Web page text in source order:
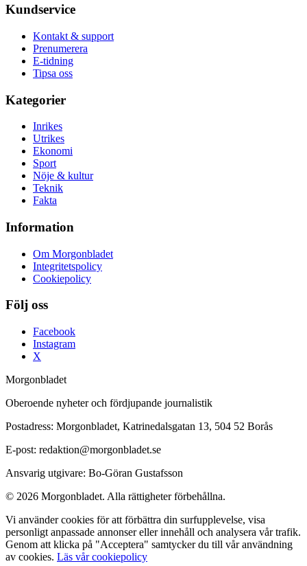
Kundservice
Kontakt & support
Prenumerera
E-tidning
Tipsa oss
Kategorier
Inrikes
Utrikes
Ekonomi
Sport
Nöje & kultur
Teknik
Fakta
Information
Om Morgonbladet
Integritetspolicy
Cookiepolicy
Följ oss
Facebook
Instagram
X
Morgonbladet
Oberoende nyheter och fördjupande journalistik
Postadress: Morgonbladet, Katrinedalsgatan 13, 504 52 Borås
E-post: redaktion@morgonbladet.se
Ansvarig utgivare: Bo-Göran Gustafsson
© 2026 Morgonbladet. Alla rättigheter förbehållna.
Vi använder cookies för att förbättra din surfupplevelse, visa
personligt anpassade annonser eller innehåll och analysera vår trafik.
Genom att klicka på "Acceptera" samtycker du till vår användning
av cookies. Läs vår cookiepolicy